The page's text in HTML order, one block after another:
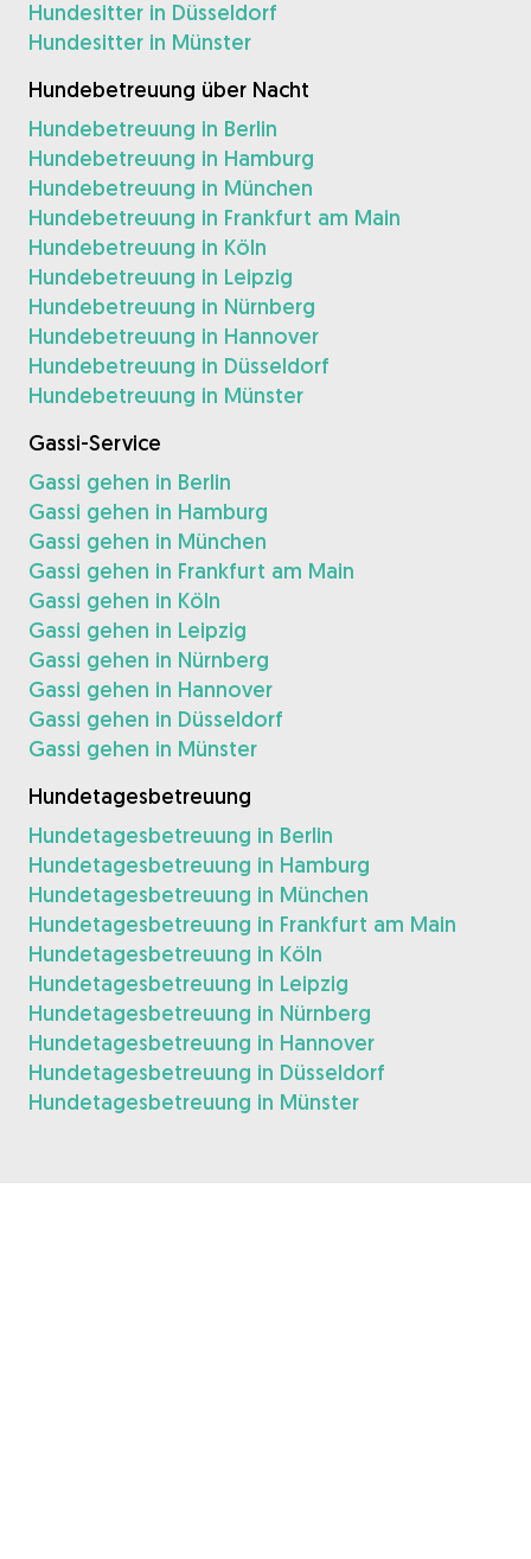
Hundesitter in Düsseldorf
Hundesitter in Münster
Hundebetreuung über Nacht
Hundebetreuung in Berlin
Hundebetreuung in Hamburg
Hundebetreuung in München
Hundebetreuung in Frankfurt am Main
Hundebetreuung in Köln
Hundebetreuung in Leipzig
Hundebetreuung in Nürnberg
Hundebetreuung in Hannover
Hundebetreuung in Düsseldorf
Hundebetreuung in Münster
Gassi-Service
Gassi gehen in Berlin
Gassi gehen in Hamburg
Gassi gehen in München
Gassi gehen in Frankfurt am Main
Gassi gehen in Köln
Gassi gehen in Leipzig
Gassi gehen in Nürnberg
Gassi gehen in Hannover
Gassi gehen in Düsseldorf
Gassi gehen in Münster
Hundetagesbetreuung
Hundetagesbetreuung in Berlin
Hundetagesbetreuung in Hamburg
Hundetagesbetreuung in München
Hundetagesbetreuung in Frankfurt am Main
Hundetagesbetreuung in Köln
Hundetagesbetreuung in Leipzig
Hundetagesbetreuung in Nürnberg
Hundetagesbetreuung in Hannover
Hundetagesbetreuung in Düsseldorf
Hundetagesbetreuung in Münster